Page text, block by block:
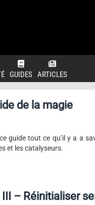
GUIDES ARTICLES
de la magie
guide tout ce qu’il y a a
et les catalyseurs.
III – Réinitialiser